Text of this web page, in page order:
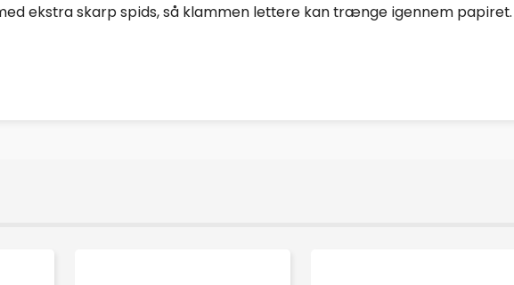
ekstra skarp spids, så klammen lettere kan trænge igennem